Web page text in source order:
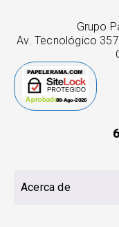
Grupo
Av. Tecnológico
Acerca de